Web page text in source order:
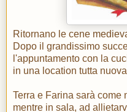
Ritornano le cene
Dopo il grandissimo
l'appuntamento con la
in una location tutta
Terra e Farina sarà come
mentre in sala, ad